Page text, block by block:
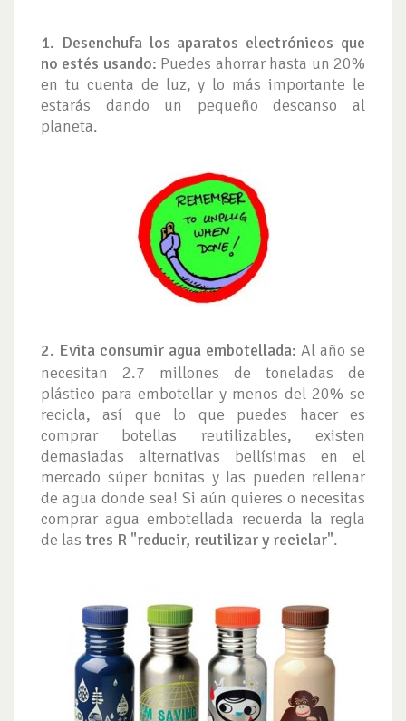
1. Desenchufa los aparatos electrónicos que
no estés usando: Puedes ahorrar hasta un 20%
en tu cuenta de luz, y lo más importante le
estarás dando un pequeño descanso al
planeta.
2. Evita consumir agua embotellada: Al año se
necesitan 2.7 millones de toneladas de
plástico para embotellar y menos del 20% se
recicla, así que lo que puedes hacer es
comprar botellas reutilizables, existen
demasiadas alternativas bellísimas en el
mercado súper bonitas y las pueden rellenar
de agua donde sea! Si aún quieres o necesitas
comprar agua embotellada recuerda la regla
de las tres R "reducir, reutilizar y reciclar".